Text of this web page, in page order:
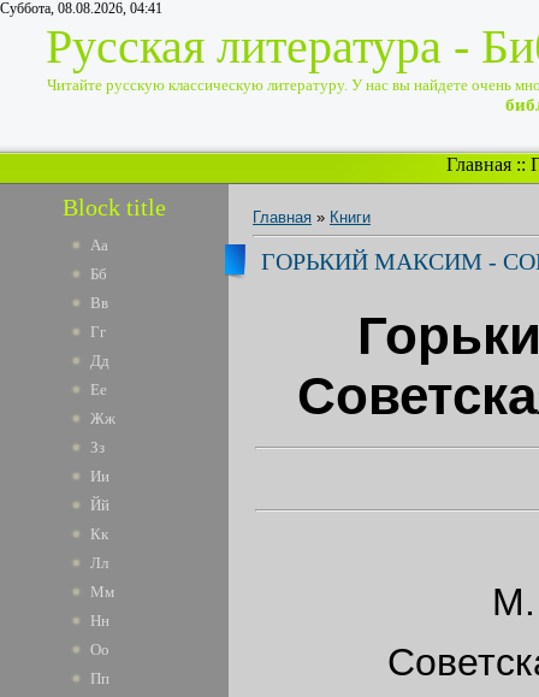
Суббота, 08.08.2026, 04:41
Русская литература -
Читайте русскую классическую литературу. У нас вы найдете очень
Главная ::
Block title
Аа
Бб
Вв
Гг
Дд
Ее
Жж
Зз
Ии
Йй
Кк
Лл
Мм
Нн
Оо
Пп
Главная » Книги
ГОРЬКИЙ МАКСИМ -
М.